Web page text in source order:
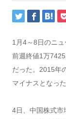
1月4～8日のニ
前週終値1万
だった。2015年
マイナスとなっ
4日、中国株式市